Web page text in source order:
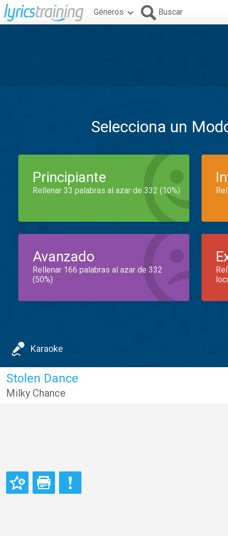
Géneros Buscar
Selecciona un
Principiante
Rellenar 33 palabras al azar de 332 (10%)
Avanzado
Rellenar 166 palabras al azar de 332
(50%)
Karaoke
Stolen Dance
Milky Chance